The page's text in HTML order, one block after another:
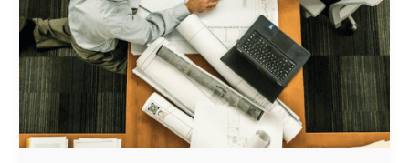
sell
out
en
acción
con
material
pop